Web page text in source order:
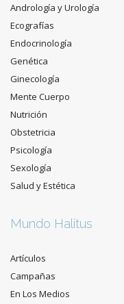
Andrología y Urología
Ecografías
Endocrinología
Genética
Ginecología
Mente Cuerpo
Nutrición
Obstetricia
Psicología
Sexología
Salud y Estética
Mundo Halitus
Artículos
Campañas
En Los Medios